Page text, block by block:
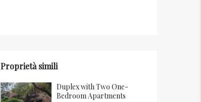
Proprietà simili
Duplex with Two One-
Bedroom Apartments